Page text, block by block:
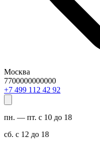
Москва
7700000000000
29 24 211 994 7+
пн. — пт. с 10 до 18
сб. с 12 до 18